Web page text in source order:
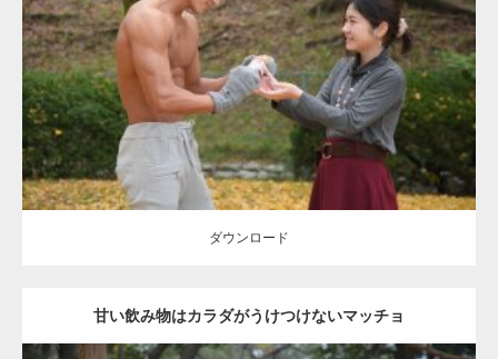
Category:公園のマッチョ その他 AKIHITO(細マッチョ) 上腕三頭筋
肩
ダウンロード
ダウンロード
甘い飲み物はカラダがうけつけないマッチョ